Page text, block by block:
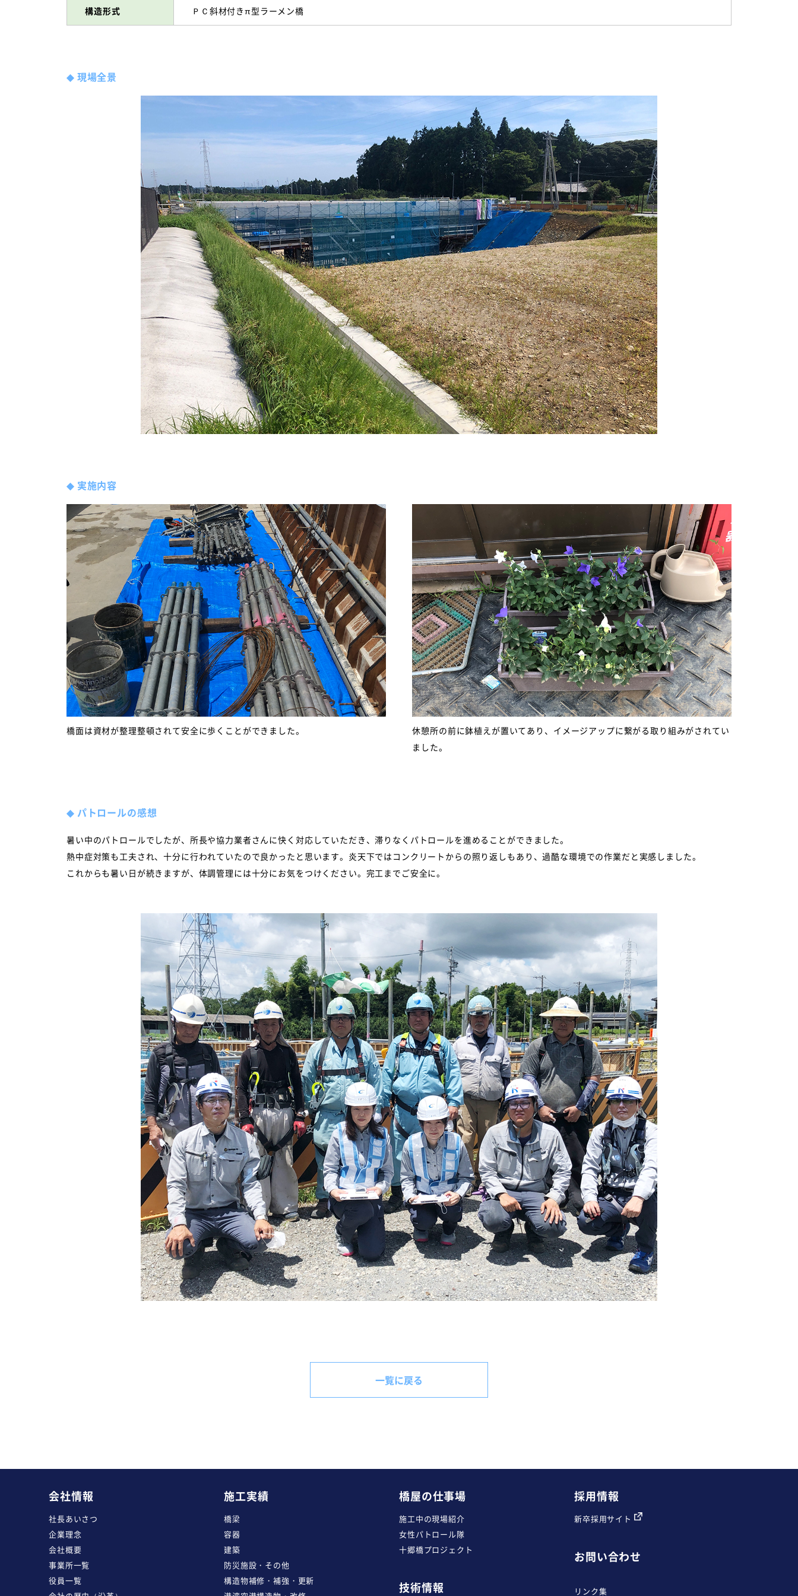
構造形式 ＰＣ斜材付きπ型ラーメン橋
◆現場全景
◆実施内容
橋面は資材が整理整頓されて安全に歩くことができました。
休憩所の前に鉢植えが置いてあり、イメージアップに繋がる取り組みがされてい
ました。
◆パトロールの感想
暑い中のパトロールでしたが、所長や協力業者さんに快く対応していただき、滞りなくパトロールを進めることができました。
熱中症対策も工夫され、十分に行われていたので良かったと思います。炎天下ではコンクリートからの照り返しもあり、過酷な環境での作業だと実感しました。
これからも暑い日が続きますが、体調管理には十分にお気をつけください。完工までご安全に。
一覧に戻る
会社情報
社長あいさつ
企業理念
会社概要
事業所一覧
役員一覧
施工実績
橋梁
容器
建築
防災施設・その他
構造物補修・補強・更新
橋屋の仕事場
施工中の現場紹介
女性パトロール隊
十郷橋プロジェクト
技術情報
採用情報
新卒採用サイト
お問い合わせ
リンク集